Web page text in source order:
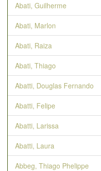
Abati, Guilherme
Abati, Marlon
Abati, Raiza
Abati, Thiago
Abatti, Douglas Fernando
Abatti, Felipe
Abatti, Larissa
Abatti, Laura
Abbeg, Thiago Phelippe